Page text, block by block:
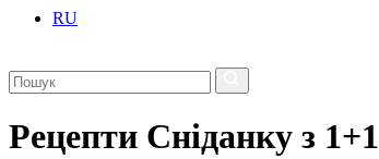
RU
Рецепти Сніданку з 1+1